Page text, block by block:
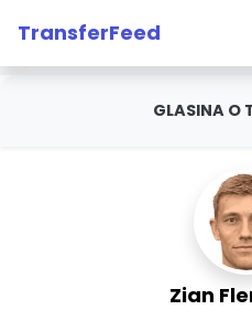
TransferFeed
GLASINA O
Zian